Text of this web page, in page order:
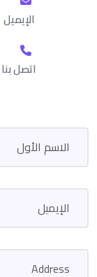
الإيميل
اتصل بنا